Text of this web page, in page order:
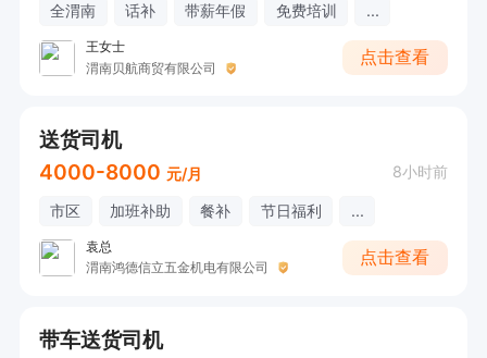
全渭南 话补 带薪年假 免费培训 ...
王女士
渭南贝航商贸有限公司
点击查看
送货司机
4000-8000 元/月 8小时前
市区 加班补助 餐补 节日福利 ...
袁总
渭南鸿德信立五金机电有限公司
点击查看
带车送货司机